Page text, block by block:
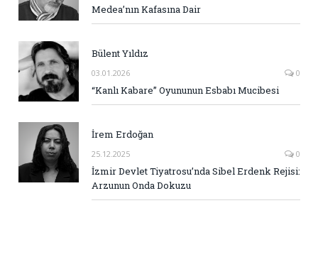
Medea’nın Kafasına Dair
Bülent Yıldız
03.01.2026 0
“Kanlı Kabare” Oyununun Esbabı Mucibesi
İrem Erdoğan
25.12.2025 0
İzmir Devlet Tiyatrosu’nda Sibel Erdenk Rejisi:
Arzunun Onda Dokuzu